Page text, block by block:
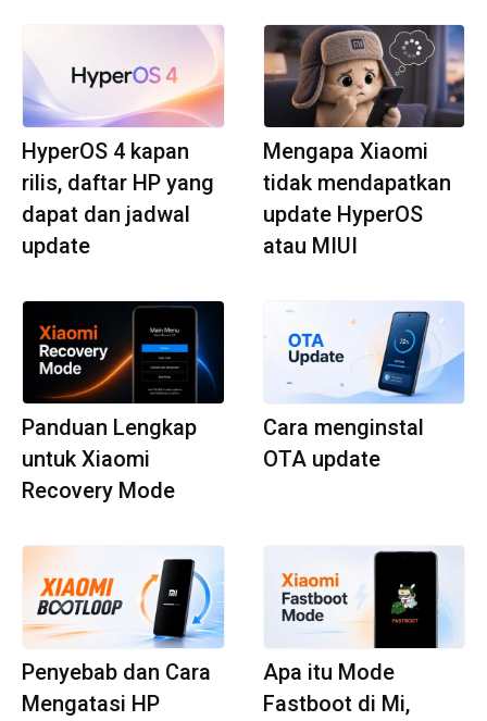
HyperOS 4 kapan
rilis, daftar HP yang
dapat dan jadwal
update
Mengapa Xiaomi
tidak mendapatkan
update HyperOS
atau MIUI
Panduan Lengkap
untuk Xiaomi
Recovery Mode
Cara menginstal
OTA update
Penyebab dan Cara
Mengatasi HP
Apa itu Mode
Fastboot di Mi,